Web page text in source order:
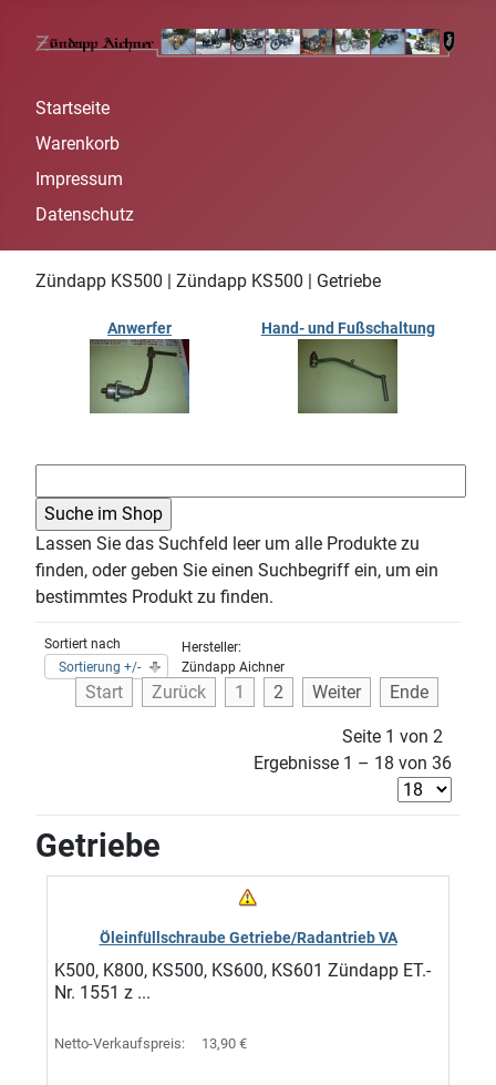
Startseite
Warenkorb
Impressum
Datenschutz
Zündapp KS500 | Zündapp KS500 | Getriebe
Anwerfer Hand- und Fußschaltung
Lassen Sie das Suchfeld leer um alle Produkte zu
finden, oder geben Sie einen Suchbegriff ein, um ein
bestimmtes Produkt zu finden.
Sortiert nach
Sortierung +/-
Hersteller:
Zündapp Aichner
Start Zurück 1 2 Weiter Ende
Seite 1 von 2
Ergebnisse 1 – 18 von 36
Getriebe
Öleinfüllschraube Getriebe/Radantrieb VA
K500, K800, KS500, KS600, KS601 Zündapp ET.-
Nr. 1551 z ...
Netto-Verkaufspreis: 13,90 €